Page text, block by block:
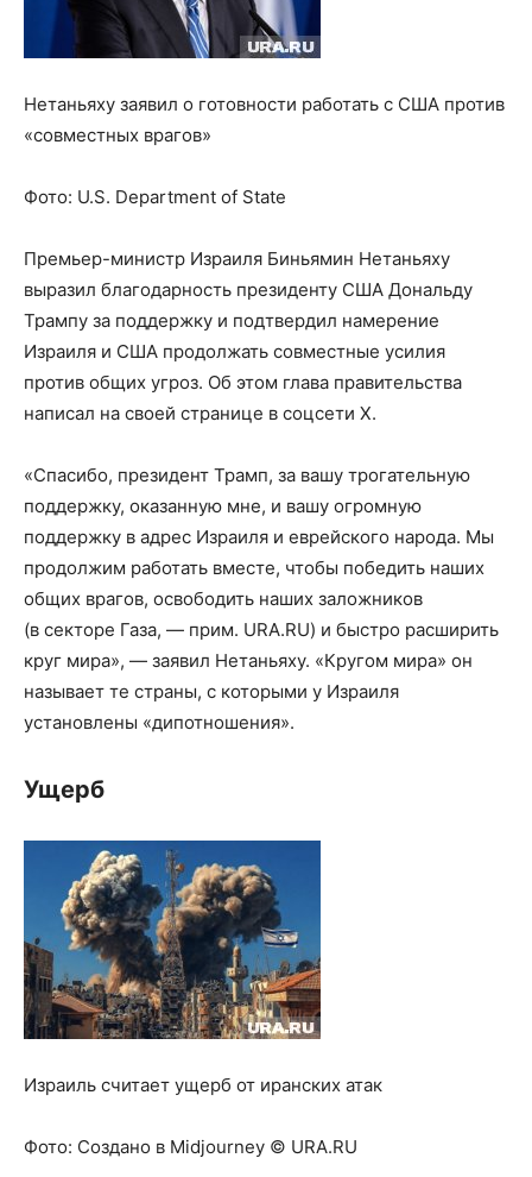
Нетаньяху заявил о готовности работать с США против
«совместных врагов»
Фото: U.S. Department of State
Премьер-министр Израиля Биньямин Нетаньяху
выразил благодарность президенту США Дональду
Трампу за поддержку и подтвердил намерение
Израиля и США продолжать совместные усилия
против общих угроз. Об этом глава правительства
написал на своей странице в соцсети X.
«Спасибо, президент Трамп, за вашу трогательную
поддержку, оказанную мне, и вашу огромную
поддержку в адрес Израиля и еврейского народа. Мы
продолжим работать вместе, чтобы победить наших
общих врагов, освободить наших заложников
(в секторе Газа, — прим. URA.RU) и быстро расширить
круг мира», — заявил Нетаньяху. «Кругом мира» он
называет те страны, с которыми у Израиля
установлены «дипотношения».
Ущерб
Израиль считает ущерб от иранских атак
Фото: Создано в Midjourney © URA.RU